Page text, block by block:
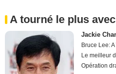
A tourné le plus
Jackie
Bruce Lee:
Le meilleur
Opération